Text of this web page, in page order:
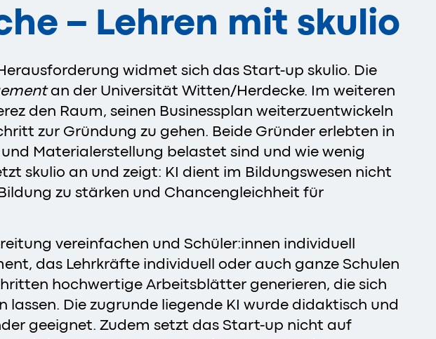
– Lehren mit skulio
widmet sich das Start-up skulio. Die
an der Universität Witten/Herdecke. Im weiteren
den Raum, seinen Businessplan weiterzuentwickeln
zur Gründung zu gehen. Beide Gründer erlebten in
Materialerstellung belastet sind und wie wenig
skulio an und zeigt: KI dient im Bildungswesen nicht
zu stärken und Chancengleichheit für
vereinfachen und Schüler:innen individuell
das Lehrkräfte individuell oder auch ganze Schulen
hochwertige Arbeitsblätter generieren, die sich
Die zugrunde liegende KI wurde didaktisch und
geeignet. Zudem setzt das Start-up nicht auf